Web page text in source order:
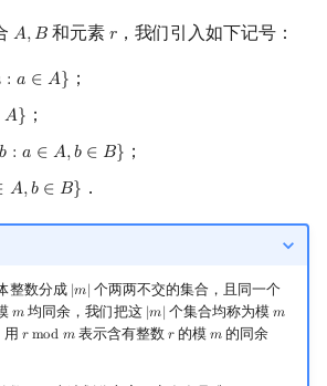
𝐴,𝐵
A,B 和元素𝑟
r ，我们引入如下记号：
: 𝑎 ∈ 𝐴} ；
𝐴} ；
𝑏 : 𝑎 ∈ 𝐴,𝑏 ∈ 𝐵}
,b ∈B} ；
𝐴,𝑏 ∈ 𝐵}
B} ．
整数分成 |𝑚|
|m 个两两不交的集合，且同一个
𝑚
m均同余，我们把这 |𝑚|
|m 个集合均称为模𝑚
m
用 𝑟mod 𝑚
rmodm 表示含有整数 𝑟
r的模 𝑚
m的同余